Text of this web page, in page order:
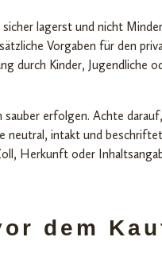
lagerst und nicht
Vorgaben für den
durch Kinder, Jugendliche
erfolgen. Achte
neutral, intakt und
Herkunft oder
dem